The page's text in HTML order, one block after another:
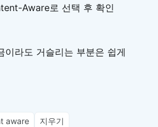
Aware로 선택 후 확인
이라도 거슬리는 부분은 쉽게
aware 지우기